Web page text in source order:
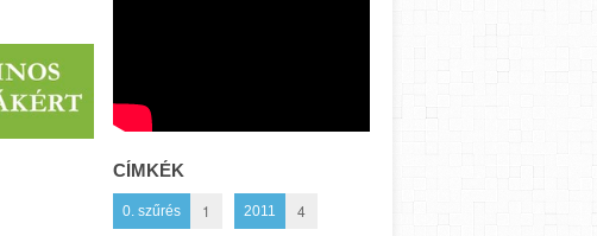
CÍMKÉK
0. szűrés 1 2011 4